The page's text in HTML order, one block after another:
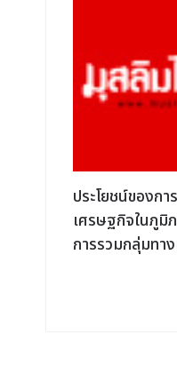
ประโยชน์ของก
เศรษฐกิจในภูมิ
การรวมกลุ่มทา